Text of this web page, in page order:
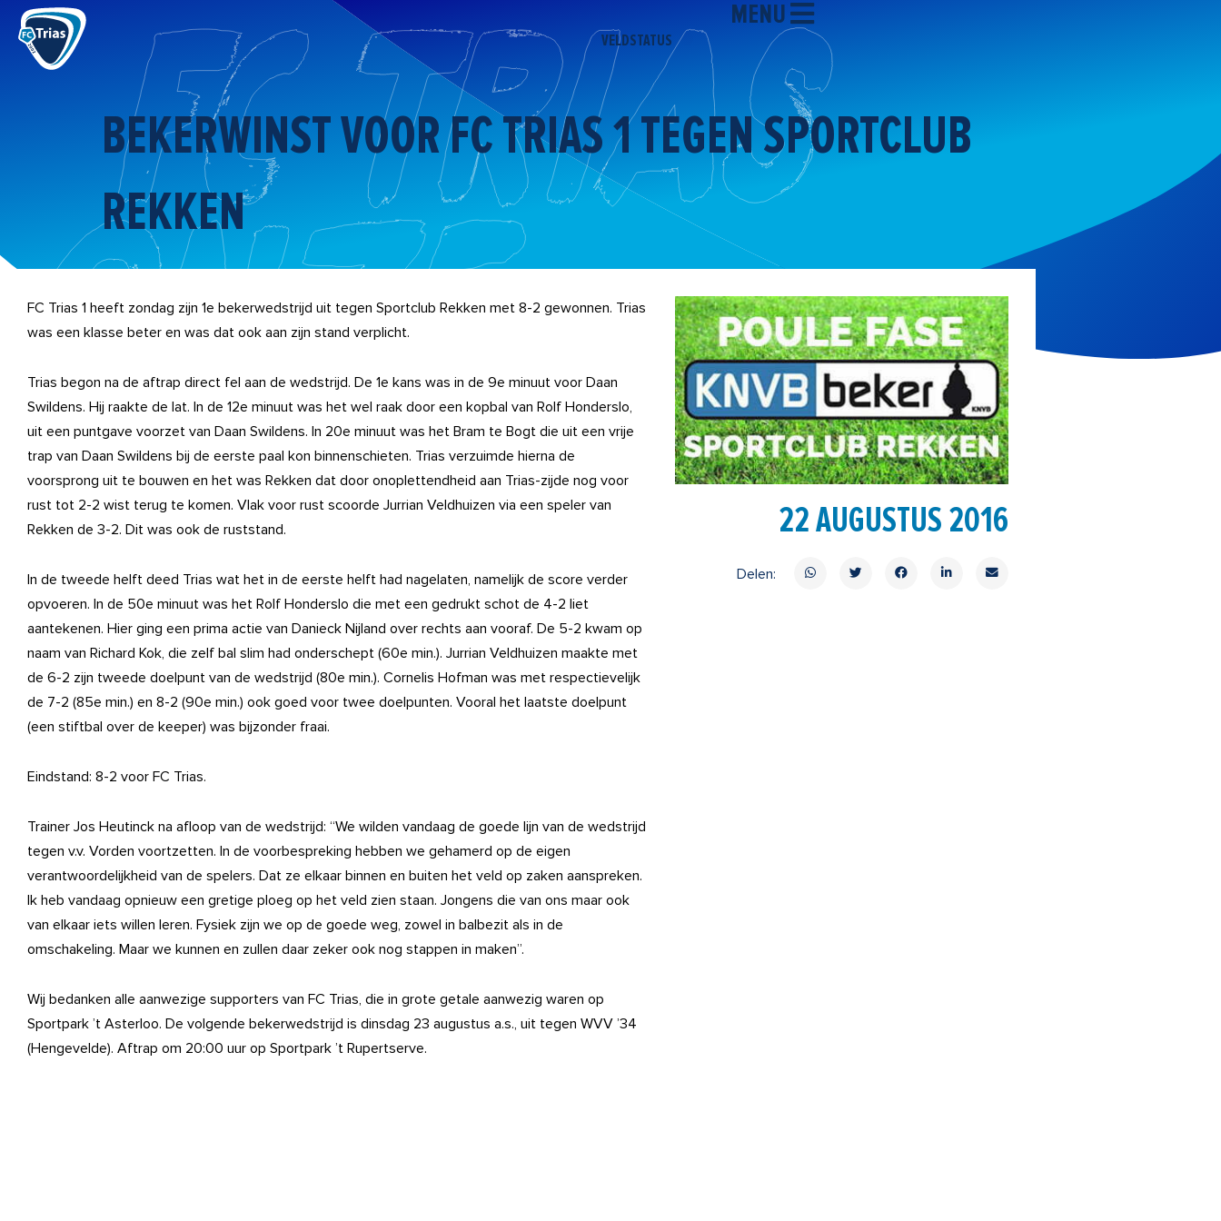
naar
VELDSTATUS
MENU
BEKERWINST VOOR FC TRIAS 1 TEGEN SPORTCLUB
REKKEN
FC Trias 1 heeft zondag zijn 1e bekerwedstrijd uit tegen Sportclub Rekken met 8-2 gewonnen. Trias
was een klasse beter en was dat ook aan zijn stand verplicht.
Trias begon na de aftrap direct fel aan de wedstrijd. De 1e kans was in de 9e minuut voor Daan
Swildens. Hij raakte de lat. In de 12e minuut was het wel raak door een kopbal van Rolf Honderslo,
uit een puntgave voorzet van Daan Swildens. In 20e minuut was het Bram te Bogt die uit een vrije
trap van Daan Swildens bij de eerste paal kon binnenschieten. Trias verzuimde hierna de
voorsprong uit te bouwen en het was Rekken dat door onoplettendheid aan Trias-zijde nog voor
rust tot 2-2 wist terug te komen. Vlak voor rust scoorde Jurrian Veldhuizen via een speler van
Rekken de 3-2. Dit was ook de ruststand.
In de tweede helft deed Trias wat het in de eerste helft had nagelaten, namelijk de score verder
opvoeren. In de 50e minuut was het Rolf Honderslo die met een gedrukt schot de 4-2 liet
aantekenen. Hier ging een prima actie van Danieck Nijland over rechts aan vooraf. De 5-2 kwam op
naam van Richard Kok, die zelf bal slim had onderschept (60e min.). Jurrian Veldhuizen maakte met
de 6-2 zijn tweede doelpunt van de wedstrijd (80e min.). Cornelis Hofman was met respectievelijk
de 7-2 (85e min.) en 8-2 (90e min.) ook goed voor twee doelpunten. Vooral het laatste doelpunt
(een stiftbal over de keeper) was bijzonder fraai.
Eindstand: 8-2 voor FC Trias.
Trainer Jos Heutinck na afloop van de wedstrijd: “We wilden vandaag de goede lijn van de wedstrijd
tegen v.v. Vorden voortzetten. In de voorbespreking hebben we gehamerd op de eigen
verantwoordelijkheid van de spelers. Dat ze elkaar binnen en buiten het veld op zaken aanspreken.
Ik heb vandaag opnieuw een gretige ploeg op het veld zien staan. Jongens die van ons maar ook
van elkaar iets willen leren. Fysiek zijn we op de goede weg, zowel in balbezit als in de
omschakeling. Maar we kunnen en zullen daar zeker ook nog stappen in maken”.
Wij bedanken alle aanwezige supporters van FC Trias, die in grote getale aanwezig waren op
Sportpark ’t Asterloo. De volgende bekerwedstrijd is dinsdag 23 augustus a.s., uit tegen WVV ’34
(Hengevelde). Aftrap om 20:00 uur op Sportpark ’t Rupertserve.
22 AUGUSTUS 2016
Delen: